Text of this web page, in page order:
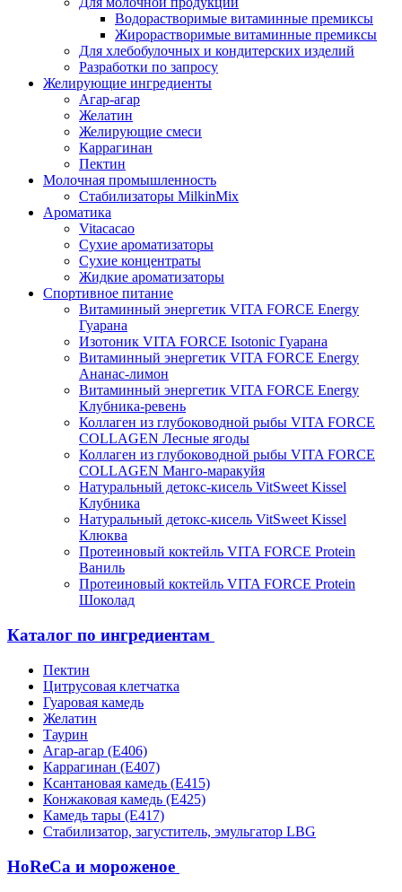
Водорастворимые витаминные премиксы
Жирорастворимые витаминные премиксы
Для хлебобулочных и кондитерских изделий
Разработки по запросу
Желирующие ингредиенты
Агар-агар
Желатин
Желирующие смеси
Каррагинан
Пектин
Молочная промышленность
Стабилизаторы MilkinMix
Ароматика
Vitacacao
Сухие ароматизаторы
Сухие концентраты
Жидкие ароматизаторы
Спортивное питание
Витаминный энергетик VITA FORCE Energy
Гуарана
Изотоник VITA FORCE Isotonic Гуарана
Витаминный энергетик VITA FORCE Energy
Ананас-лимон
Витаминный энергетик VITA FORCE Energy
Клубника-ревень
Коллаген из глубоководной рыбы VITA FORCE
COLLAGEN Лесные ягоды
Коллаген из глубоководной рыбы VITA FORCE
COLLAGEN Манго-маракуйя
Натуральный детокс-кисель VitSweet Kissel
Клубника
Натуральный детокс-кисель VitSweet Kissel
Клюква
Протеиновый коктейль VITA FORCE Protein
Ваниль
Протеиновый коктейль VITA FORCE Protein
Шоколад
Каталог по ингредиентам
Пектин
Цитрусовая клетчатка
Гуаровая камедь
Желатин
Таурин
Агар-агар (Е406)
Каррагинан (Е407)
Ксантановая камедь (Е415)
Конжаковая камедь (Е425)
Камедь тары (Е417)
Стабилизатор, загуститель, эмульгатор LBG
HoReCa и мороженое